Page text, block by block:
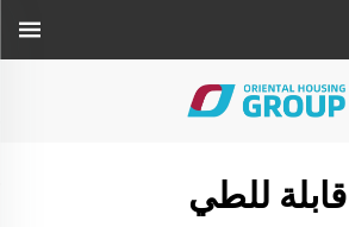
قابلة للطي